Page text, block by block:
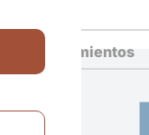
Cumplimientos